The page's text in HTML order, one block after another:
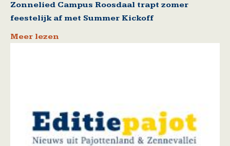
Zonnelied Campus Roosdaal trapt zomer
feestelijk af met Summer Kickoff
Meer lezen